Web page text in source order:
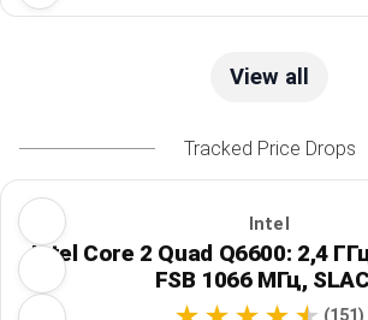
View all
Tracked Price Drops
Intel
Intel Core 2 Quad Q6600: 2,4
FSB 1066 МГц,
(151)